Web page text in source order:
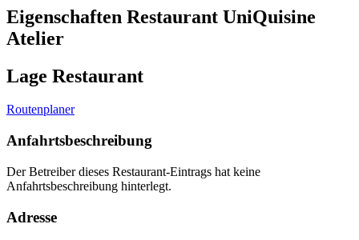
Eigenschaften Restaurant UniQuisine
Atelier
Lage Restaurant
Routenplaner
Anfahrtsbeschreibung
Der Betreiber dieses Restaurant-Eintrags hat keine
Anfahrtsbeschreibung hinterlegt.
Adresse